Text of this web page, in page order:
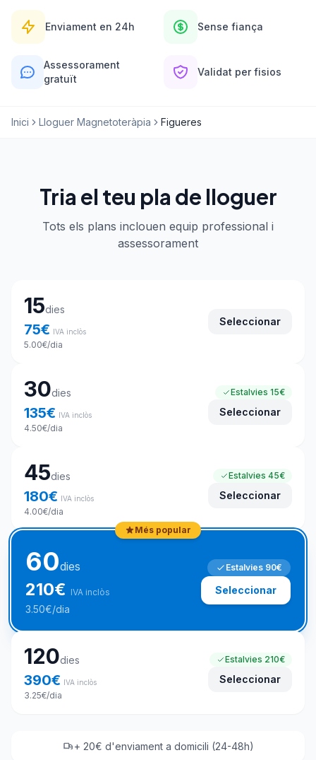
Enviament en 24h Sense fiança
Assessorament
gratuït
Validat per fisios
Inici Lloguer Magnetoteràpia Figueres
Tria el teu pla de lloguer
Tots els plans inclouen equip professional i
assessorament
15dies
75€ IVA inclòs
5.00€/dia
Seleccionar
30dies
135€ IVA inclòs
4.50€/dia
Estalvies 15€
Seleccionar
45dies
180€ IVA inclòs
4.00€/dia
Estalvies 45€
Seleccionar
Més popular
60dies
210€ IVA inclòs
3.50€/dia
Estalvies 90€
Seleccionar
120dies
390€ IVA inclòs
3.25€/dia
Estalvies 210€
Seleccionar
+ 20€ d'enviament a domicili (24-48h)